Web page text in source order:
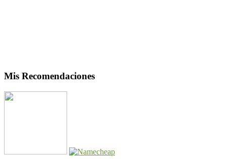
Mis Recomendaciones